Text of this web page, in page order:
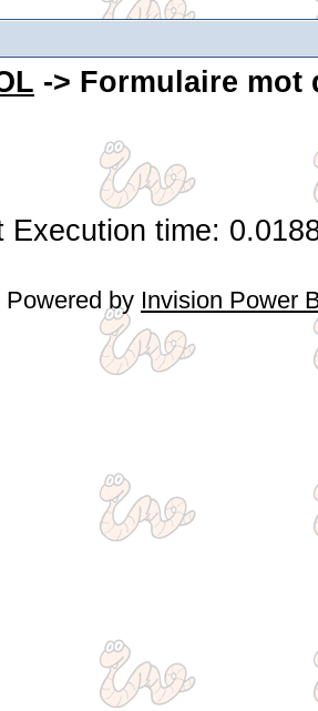
-> Formulaire mot
Execution time:
Powered by Invision Power